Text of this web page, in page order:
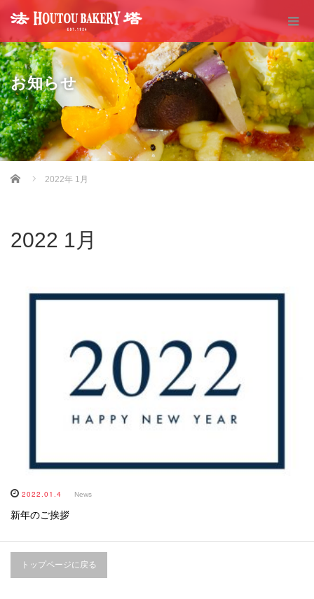
お知らせ
Home 2022年 1月
2022 1月
2022.01.4 News
新年のご挨拶
トップページに戻る